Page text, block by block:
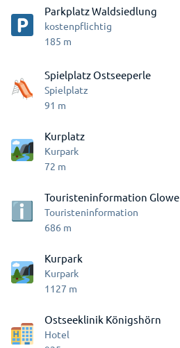
Parkplatz Waldsiedlung
kostenpflichtig
185 m
Spielplatz Ostseeperle
Spielplatz
91 m
Kurplatz
Kurpark
72 m
Touristeninformation Glowe
Touristeninformation
686 m
Kurpark
Kurpark
1127 m
Ostseeklinik Königshörn
Hotel